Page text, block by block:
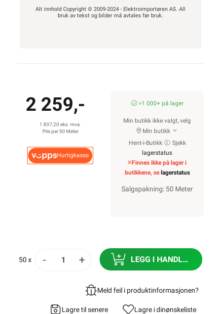
Alt innhold Copyright © 2009-2024 - Elektroimportøren AS. All
bruk av tekst og bilder må avtales før bruk.
2 259,-
1 807,20 eks. mva.
Pris per 50 Meter
Hurtigkasse
>1 000+ på lager
Min butikk ikke valgt, velg
Min butikk
Hent-i-Butikk
Sjekk
lagerstatus
Finnes ikke på lager i
butikkene, se lagerstatus
Salgspakning: 50 Meter
50 x - + LEGG I HANDLEKURV
Meld feil i produktinformasjonen?
Lagre til senere Lagre i dinønskeliste